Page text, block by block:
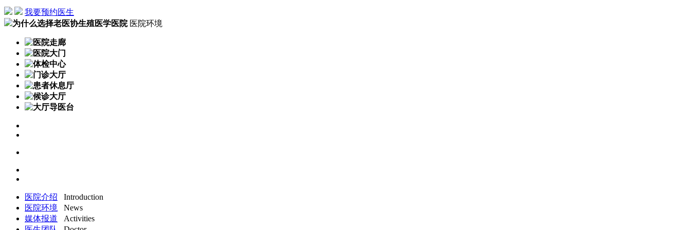
我要预约医生
为什么选择老医协生殖医学医院 医院环境
医院介绍 Introduction
医院环境 News
媒体报道 Activities